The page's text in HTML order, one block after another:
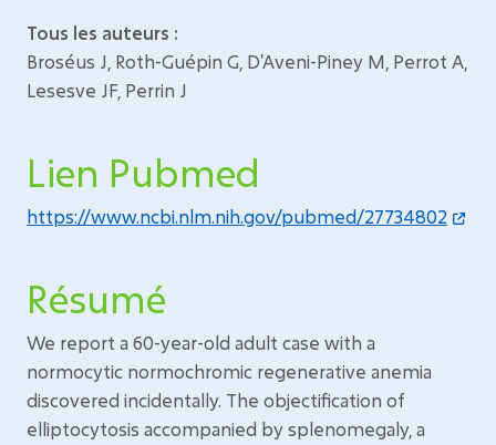
Tous les auteurs :
Broséus J, Roth-Guépin G, D'Aveni-Piney M, Perrot A,
Lesesve JF, Perrin J
Lien Pubmed
https://www.ncbi.nlm.nih.gov/pubmed/27734802
Résumé
We report a 60-year-old adult case with a
normocytic normochromic regenerative anemia
discovered incidentally. The objectification of
elliptocytosis accompanied by splenomegaly, a